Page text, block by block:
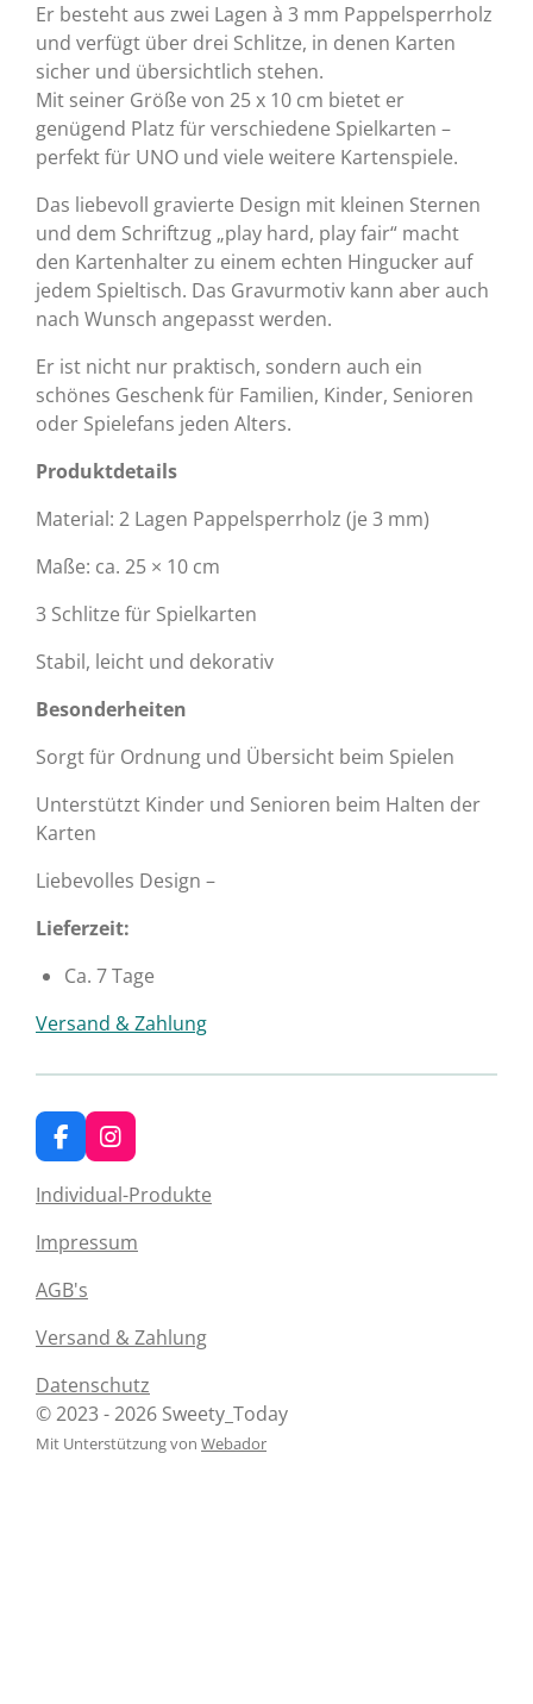
Er besteht aus zwei Lagen à 3 mm Pappelsperrholz
und verfügt über drei Schlitze, in denen Karten
sicher und übersichtlich stehen.
Mit seiner Größe von 25 x 10 cm bietet er
genügend Platz für verschiedene Spielkarten –
perfekt für UNO und viele weitere Kartenspiele.
Das liebevoll gravierte Design mit kleinen Sternen
und dem Schriftzug „play hard, play fair“ macht
den Kartenhalter zu einem echten Hingucker auf
jedem Spieltisch. Das Gravurmotiv kann aber auch
nach Wunsch angepasst werden.
Er ist nicht nur praktisch, sondern auch ein
schönes Geschenk für Familien, Kinder, Senioren
oder Spielefans jeden Alters.
Produktdetails
Material: 2 Lagen Pappelsperrholz (je 3 mm)
Maße: ca. 25 × 10 cm
3 Schlitze für Spielkarten
Stabil, leicht und dekorativ
Besonderheiten
Sorgt für Ordnung und Übersicht beim Spielen
Unterstützt Kinder und Senioren beim Halten der
Karten
Liebevolles Design –
Lieferzeit:
Ca. 7 Tage
Versand & Zahlung
F
a
c
e
b
o
o
k
I
n
s
t
a
g
m
Individual-Produkte
Impressum
AGB's
Versand & Zahlung
Datenschutz
© 2023 - 2026 Sweety_Today
Mit Unterstützung von Webador